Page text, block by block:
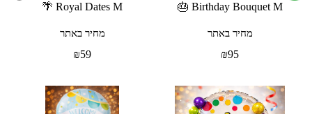
Birthday Bouquet M 🎂
מחיר באתר
₪95
Royal Dates M 🌴
מחיר באתר
₪59